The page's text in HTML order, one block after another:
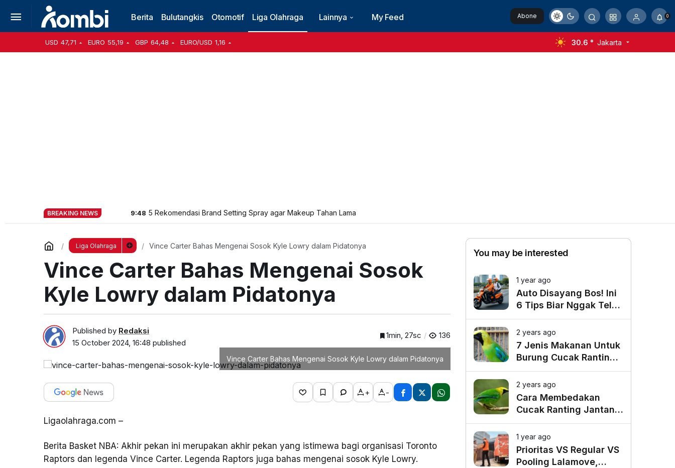
Berita Bulutangkis Otomotif Liga Olahraga Lainnya My Feed Abone
Ol
0
USD 47,71 EURO 55,19 GBP 64,48 EURO/USD 1,16 30.6 ° Jakarta
BREAKING NEWS 9:48 5 Rekomendasi Brand Setting Spray agar Makeup Tahan Lama
Liga Olahraga Vince Carter Bahas Mengenai Sosok Kyle Lowry dalam Pidatonya
Vince Carter Bahas Mengenai Sosok
Kyle Lowry dalam Pidatonya
Published by Redaksi
15 October 2024, 16:48 published
1min, 27sc 136
Vince Carter Bahas Mengenai Sosok Kyle Lowry dalam Pidatonya
+ -
Ligaolahraga.com –
Berita Basket NBA: Akhir pekan ini merupakan akhir pekan yang istimewa bagi organisasi Toronto
Raptors dan legenda Vince Carter. Legenda Raptors juga bahas mengenai sosok Kyle Lowry.
You may be interested
1 year ago
Auto Disayang Bos! Ini
6 Tips Biar Nggak Telat
Datang ke Kantor
2 years ago
7 Jenis Makanan Untuk
Burung Cucak Ranting
Agar Gacor
2 years ago
Cara Membedakan
Cucak Ranting Jantan
Dan Betina
1 year ago
Prioritas VS Regular VS
Pooling Lalamove,